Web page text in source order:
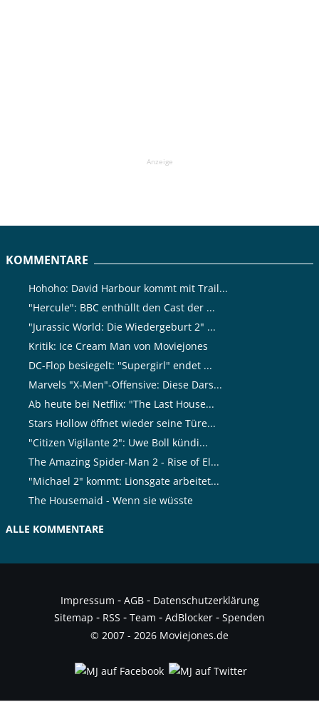
Anzeige
KOMMENTARE
Hohoho: David Harbour kommt mit Trail...
"Hercule": BBC enthüllt den Cast der ...
"Jurassic World: Die Wiedergeburt 2" ...
Kritik: Ice Cream Man von Moviejones
DC-Flop besiegelt: "Supergirl" endet ...
Marvels "X-Men"-Offensive: Diese Dars...
Ab heute bei Netflix: "The Last House...
Stars Hollow öffnet wieder seine Türe...
"Citizen Vigilante 2": Uwe Boll kündi...
The Amazing Spider-Man 2 - Rise of El...
"Michael 2" kommt: Lionsgate arbeitet...
The Housemaid - Wenn sie wüsste
ALLE KOMMENTARE
Impressum - AGB- Datenschutzerklärung
Sitemap - RSS - Team - AdBlocker - Spenden
© 2007 - 2026 Moviejones.de